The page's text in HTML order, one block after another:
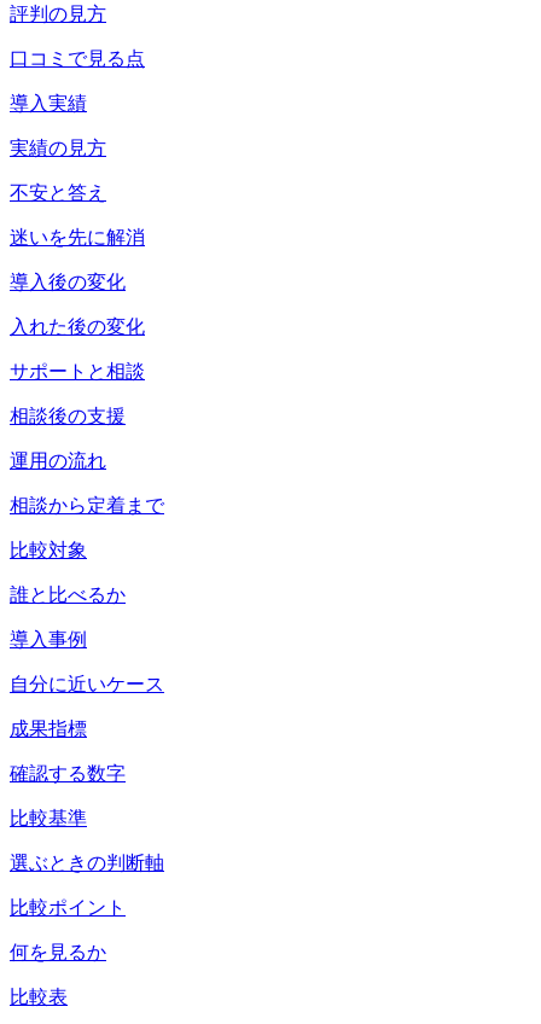
評判の見方
口コミで見る点
導入実績
実績の見方
不安と答え
迷いを先に解消
導入後の変化
入れた後の変化
サポートと相談
相談後の支援
運用の流れ
相談から定着まで
比較対象
誰と比べるか
導入事例
自分に近いケース
成果指標
確認する数字
比較基準
選ぶときの判断軸
比較ポイント
何を見るか
比較表